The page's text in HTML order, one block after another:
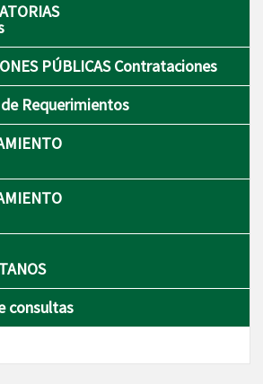
PÚBLICAS Contrataciones
Requerimientos
consultas